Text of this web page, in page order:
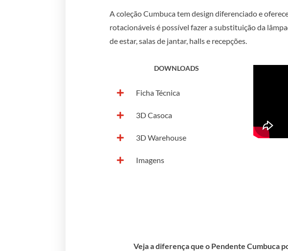
A coleção Cumbuca tem design diferenciado e
rotacionáveis é possível fazer a substituição da
de estar, salas de jantar, halls e recepções.
DOWNLOADS
Ficha Técnica
3D Casoca
3D Warehouse
Imagens
Veja a diferença que o Pendente Cumbuca